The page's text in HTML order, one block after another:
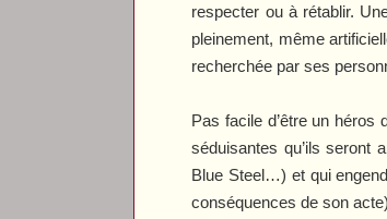
respecter ou à rétablir.
pleinement, même
recherchée par ses
Pas facile d’être un héros
séduisantes qu’ils seront
Blue Steel…) et qui
conséquences de son